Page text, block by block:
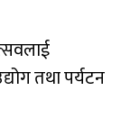
तथा पर्यटन